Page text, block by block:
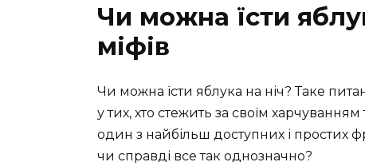
Чи можна їсти
міфів
Чи можна їсти яблука на ніч? Таке
у тих, хто стежить за своїм
один з найбільш доступних і простих
чи справді все так однозначно?